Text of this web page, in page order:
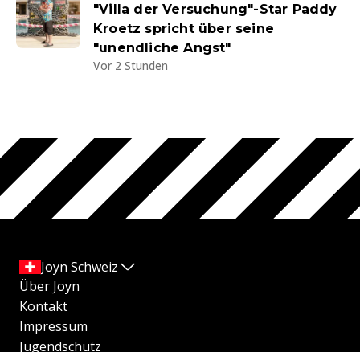
"Villa der Versuchung"-Star Paddy
Kroetz spricht über seine
"unendliche Angst"
Vor 2 Stunden
Joyn Schweiz
Über Joyn
Kontakt
Impressum
Jugendschutz